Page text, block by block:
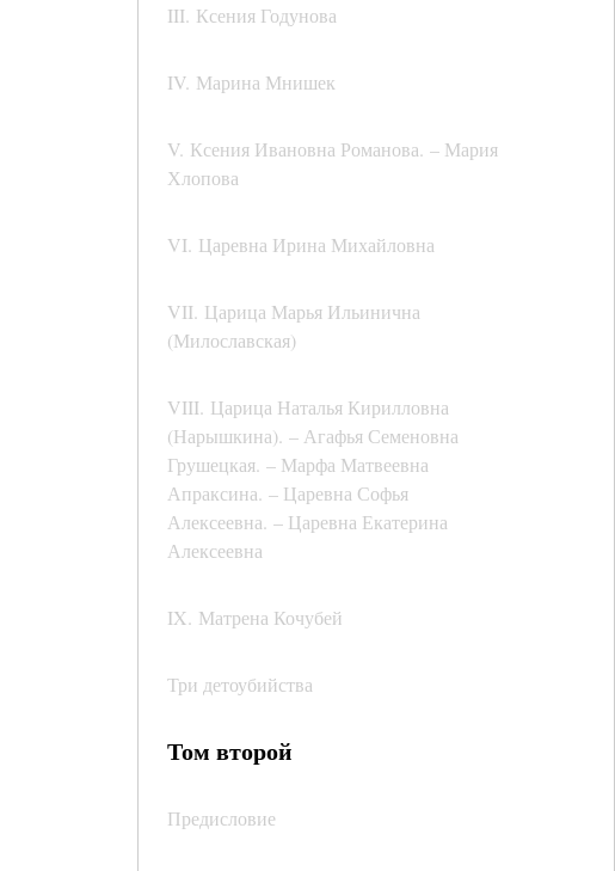
III. Ксения Годунова
IV. Марина Мнишек
V. Ксения Ивановна Романова. – Мария
Хлопова
VI. Царевна Ирина Михайловна
VII. Царица Марья Ильинична
(Милославская)
VIII. Царица Наталья Кирилловна
(Нарышкина). – Агафья Семеновна
Грушецкая. – Марфа Матвеевна
Апраксина. – Царевна Софья
Алексеевна. – Царевна Екатерина
Алексеевна
IX. Матрена Кочубей
Три детоубийства
Том второй
Предисловие